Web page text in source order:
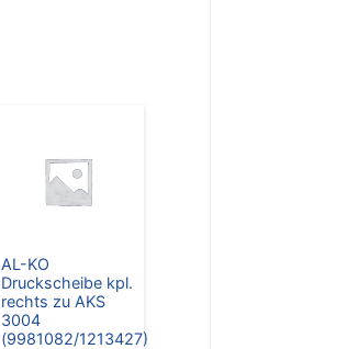
AL-KO
Druckscheibe kpl.
rechts zu AKS
3004
(9981082/1213427)